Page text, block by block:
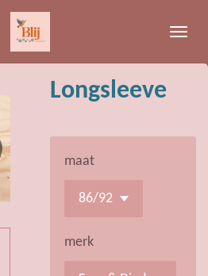
Longsleeve
maat
merk